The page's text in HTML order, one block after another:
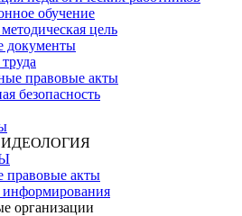
обучение
цель
документы
правовые акты
безопасность
правовые акты
организации